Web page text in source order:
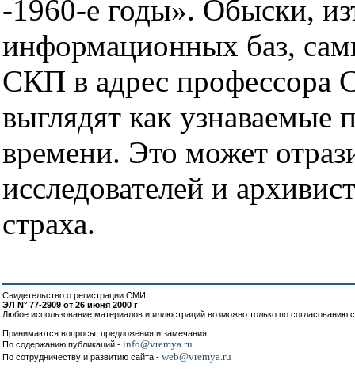
-1960-е годы». Обыски,
информационных баз,
СКП в адрес профессора
выглядят как узнаваемые
времени. Это может
исследователей и
страха.
Свидетельство о регистрации СМИ:
ЭЛ N° 77-2909 от 26 июня 2000 г
Любое использование материалов и иллюстраций возможно только по согласованию
Принимаются вопросы, предложения и замечания:
По содержанию публикаций - info@vremya.ru
По сотрудничеству и развитию сайта - web@vremya.ru